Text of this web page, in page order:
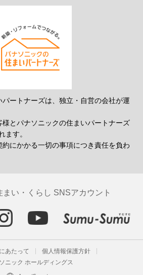
ートナーズは、独立・自営の会社が運
とパナソニックの住まいパートナーズ
ます。
にかかる一切の事項につき責任を負わ
まい・くらし SNSアカウント
あたって
個人情報保護方針
ニック ホールディングス